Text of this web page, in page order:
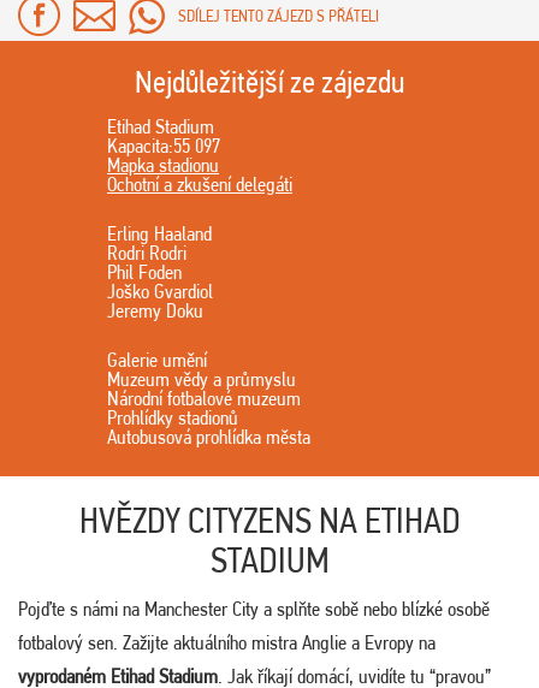
SDÍLEJ TENTO ZÁJEZD S PŘÁTELI
Nejdůležitější ze zájezdu
Etihad Stadium
Kapacita:55 097
Mapka stadionu
Ochotní a zkušení delegáti
Erling Haaland
Rodri Rodri
Phil Foden
Joško Gvardiol
Jeremy Doku
Galerie umění
Muzeum vědy a průmyslu
Národní fotbalové muzeum
Prohlídky stadionů
Autobusová prohlídka města
HVĚZDY CITYZENS NA ETIHAD
STADIUM
Pojďte s námi na Manchester City a splňte sobě nebo blízké osobě
fotbalový sen. Zažijte aktuálního mistra Anglie a Evropy na
vyprodaném Etihad Stadium. Jak říkají domácí, uvidíte tu “pravou”